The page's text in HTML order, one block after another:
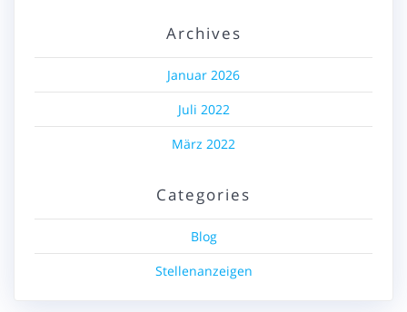
Archives
Januar 2026
Juli 2022
März 2022
Categories
Blog
Stellenanzeigen